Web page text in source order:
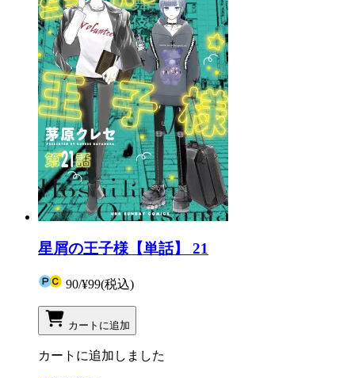
星屑の王子様【単話】 21
90/¥99(税込)
カートに追加
カートに追加しました